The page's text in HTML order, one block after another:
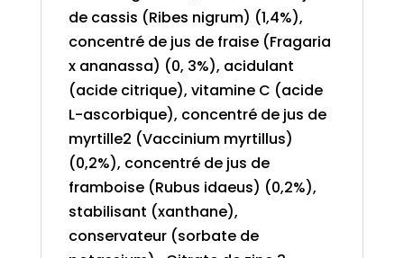
de cassis (Ribes nigrum) (1,4%),
concentré de jus de fraise (Fragaria
x ananassa) (0, 3%), acidulant
(acide citrique), vitamine C (acide
L-ascorbique), concentré de jus de
myrtille2 (Vaccinium myrtillus)
(0,2%), concentré de jus de
framboise (Rubus idaeus) (0,2%),
stabilisant (xanthane),
conservateur (sorbate de